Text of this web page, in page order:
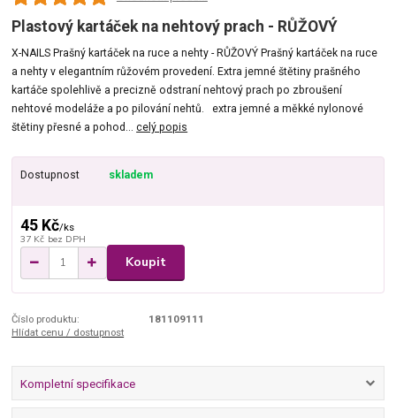
Plastový kartáček na nehtový prach - RŮŽOVÝ
X-NAILS Prašný kartáček na ruce a nehty - RŮŽOVÝ Prašný kartáček na ruce
a nehty v elegantním růžovém provedení. Extra jemné štětiny prašného
kartáče spolehlivě a precizně odstraní nehtový prach po zbroušení
nehtové modeláže a po pilování nehtů. extra jemné a měkké nylonové
štětiny přesné a pohod...celý popis
Dostupnost skladem
45 Kč/ks
37 Kč bez DPH
Koupit
Číslo produktu:
181109111
Hlídat cenu / dostupnost
Kompletní specifikace